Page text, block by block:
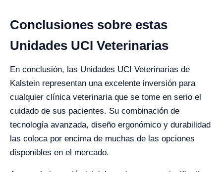
Conclusiones sobre estas
Unidades UCI Veterinarias
En conclusión, las Unidades UCI Veterinarias de
Kalstein representan una excelente inversión para
cualquier clínica veterinaria que se tome en serio el
cuidado de sus pacientes. Su combinación de
tecnología avanzada, diseño ergonómico y durabilidad
las coloca por encima de muchas de las opciones
disponibles en el mercado.